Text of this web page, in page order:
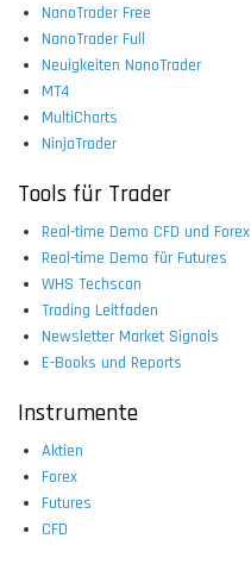
NanoTrader Free
NanoTrader Full
Neuigkeiten NanoTrader
MT4
MultiCharts
NinjaTrader
Tools für Trader
Real-time Demo CFD und Forex
Real-time Demo für Futures
WHS Techscan
Trading Leitfaden
Newsletter Market Signals
E-Books und Reports
Instrumente
Aktien
Forex
Futures
CFD